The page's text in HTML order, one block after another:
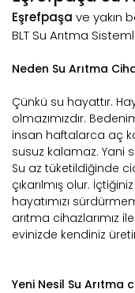
Eşrefpaşa ve yakın
BLT Su Arıtma
Neden Su Arıtma
Çünkü su hayattır.
olmazımızdır.
insan haftalarca aç
susuz kalamaz. Yani
Su az tüketildiğinde
çıkarılmış olur.
hayatımızı
arıtma cihazlarımız
evinizde kendiniz
Yeni Nesil Su Arıtma